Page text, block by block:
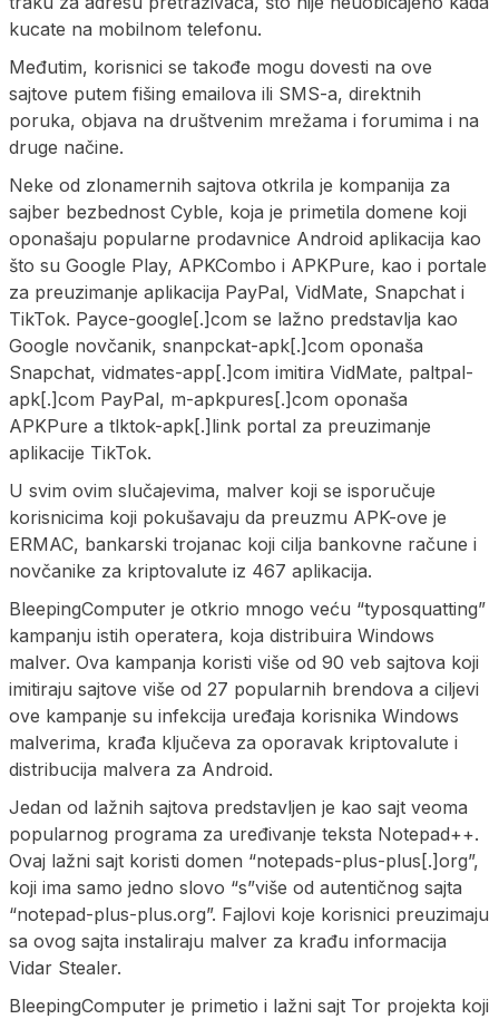
kucate na mobilnom telefonu.
Međutim, korisnici se takođe mogu dovesti na ove
sajtove putem fišing emailova ili SMS-a, direktnih
poruka, objava na društvenim mrežama i forumima i na
druge načine.
Neke od zlonamernih sajtova otkrila je kompanija za
sajber bezbednost Cyble, koja je primetila domene koji
oponašaju popularne prodavnice Android aplikacija kao
što su Google Play, APKCombo i APKPure, kao i portale
za preuzimanje aplikacija PayPal, VidMate, Snapchat i
TikTok. Payce-google[.]com se lažno predstavlja kao
Google novčanik, snanpckat-apk[.]com oponaša
Snapchat, vidmates-app[.]com imitira VidMate, paltpal-
apk[.]com PayPal, m-apkpures[.]com oponaša
APKPure a tlktok-apk[.]link portal za preuzimanje
aplikacije TikTok.
U svim ovim slučajevima, malver koji se isporučuje
korisnicima koji pokušavaju da preuzmu APK-ove je
ERMAC, bankarski trojanac koji cilja bankovne račune i
novčanike za kriptovalute iz 467 aplikacija.
BleepingComputer je otkrio mnogo veću “typosquatting”
kampanju istih operatera, koja distribuira Windows
malver. Ova kampanja koristi više od 90 veb sajtova koji
imitiraju sajtove više od 27 popularnih brendova a ciljevi
ove kampanje su infekcija uređaja korisnika Windows
malverima, krađa ključeva za oporavak kriptovalute i
distribucija malvera za Android.
Jedan od lažnih sajtova predstavljen je kao sajt veoma
popularnog programa za uređivanje teksta Notepad++.
Ovaj lažni sajt koristi domen “notepads-plus-plus[.]org”,
koji ima samo jedno slovo “s”više od autentičnog sajta
“notepad-plus-plus.org”. Fajlovi koje korisnici preuzimaju
sa ovog sajta instaliraju malver za krađu informacija
Vidar Stealer.
BleepingComputer je primetio i lažni sajt Tor projekta koji